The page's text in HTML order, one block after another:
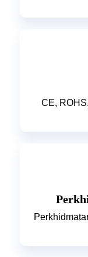
CE,